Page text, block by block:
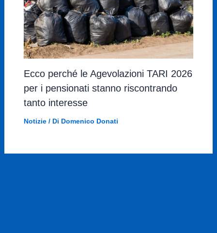
Ecco perché le Agevolazioni TARI 2026
per i pensionati stanno riscontrando
tanto interesse
Notizie/ Di Domenico Donati